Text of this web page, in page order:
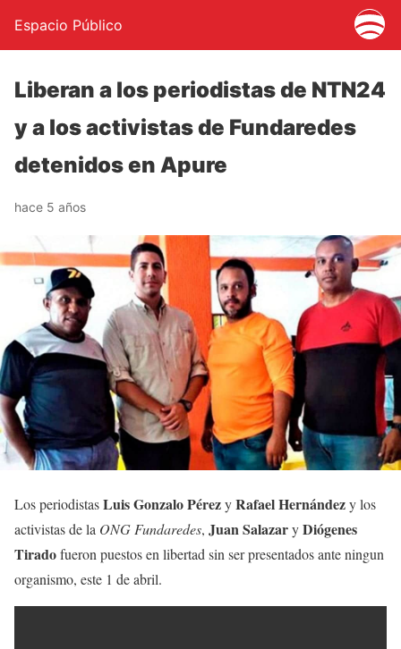
Espacio Público
Liberan a los periodistas de NTN24
y a los activistas de Fundaredes
detenidos en Apure
hace 5 años
Los periodistasLuis Gonzalo PérezyRafael Hernándezy los
activistas de la ONG Fundaredes, Juan SalazaryDiógenes
Tiradofueron puestos en libertad sin ser presentados ante ningun
organismo, este 1 de abril.